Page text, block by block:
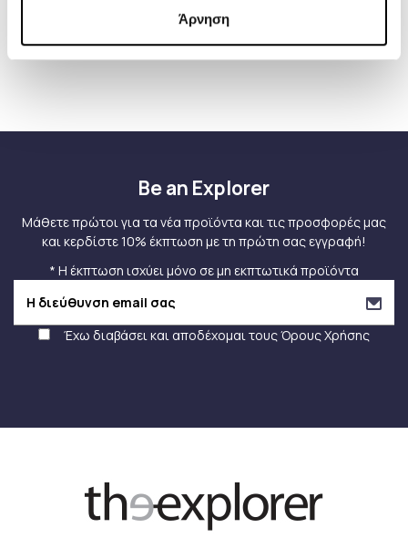
Άρνηση
Be an Explorer
Μάθετε πρώτοι για τα νέα προϊόντα και τις προσφορές μας
και κερδίστε 10% έκπτωση με τη πρώτη σας εγγραφή!
* Η έκπτωση ισχύει μόνο σε μη εκπτωτικά προϊόντα
Έχω διαβάσει και αποδέχομαι τουςΌρους Χρήσης